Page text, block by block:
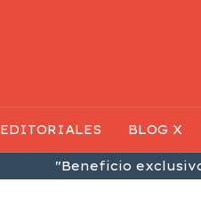
"Beneficio
EDITORIALES BLOG X